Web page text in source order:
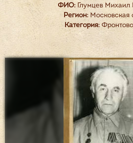
ФИО: Глумцев Михаил
Регион:Московская
Категория: